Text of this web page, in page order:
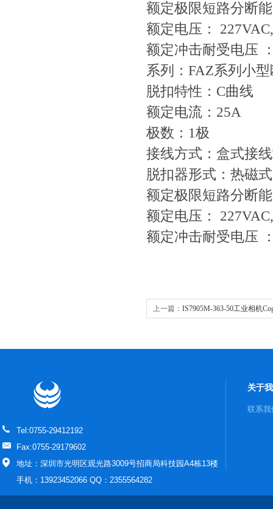
额定极限短路分断
额定电压：
额定冲击耐受电压
系列：FAZ系列小
脱扣特性：C曲线
额定电流：25A
极数：1极
接线方式：盒式接
脱扣器形式：热磁式
额定极限短路分断
额定电压：
额定冲击耐受电压
上一篇： IS7905M-363-50工业相机
Tel:0755-29412192
Fax:0755-29179602
地址：深圳市光明区观光路3009号招商局科技园A4栋13楼
手机：13923452066 QQ：2355564282
关于
联系我